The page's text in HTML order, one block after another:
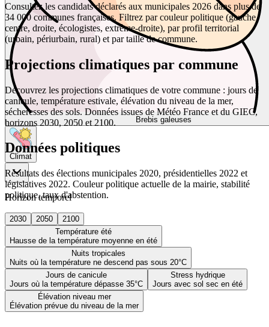
Brebis galeuses
Climat
Horizon temporel
2030 2050
2100
Température été
Hausse de la température moyenne en été
Nuits tropicales
Nuits où la température ne descend pas sous 20°C
Jours de canicule
Jours où la température dépasse 35°C
Stress hydrique
Jours avec sol sec en été
Élévation niveau mer
Élévation prévue du niveau de la mer
Consultez les candidats déclarés aux municipales 2026 dans plus de
34 000 communes françaises. Filtrez par couleur politique (gauche,
centre, droite, écologistes, extrême-droite), par profil territorial
(urbain, périurbain, rural) et par taille de commune.
Projections climatiques par commune
Découvrez les projections climatiques de votre commune : jours de
canicule, température estivale, élévation du niveau de la mer,
sécheresses des sols. Données issues de Météo France et du GIEC,
horizons 2030, 2050 et 2100.
Données politiques
Résultats des élections municipales 2020, présidentielles 2022 et
législatives 2022. Couleur politique actuelle de la mairie, stabilité
politique, taux d'abstention.